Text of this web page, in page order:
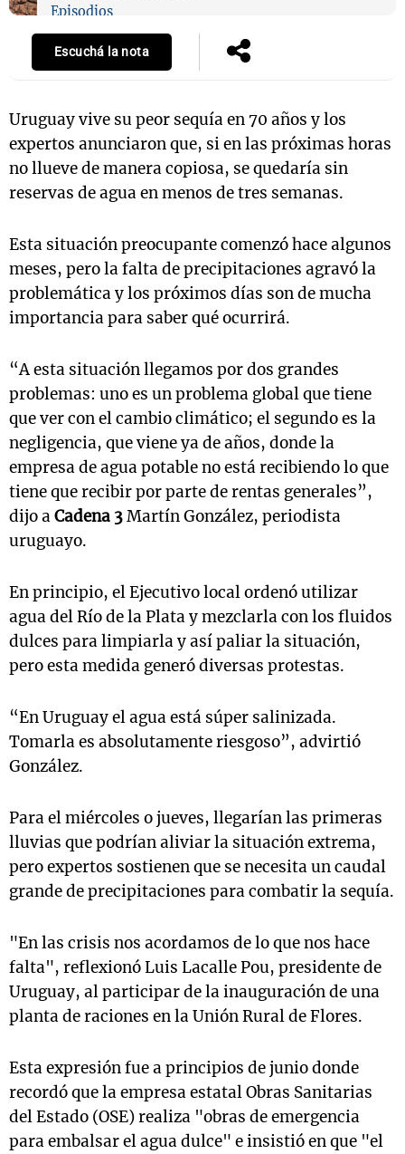
Episodios
Escuchá la nota
Uruguay vive su peor sequía en 70 años y los
expertos anunciaron que, si en las próximas horas
no llueve de manera copiosa, se quedaría sin
reservas de agua en menos de tres semanas.
Esta situación preocupante comenzó hace algunos
meses, pero la falta de precipitaciones agravó la
problemática y los próximos días son de mucha
importancia para saber qué ocurrirá.
“A esta situación llegamos por dos grandes
problemas: uno es un problema global que tiene
que ver con el cambio climático; el segundo es la
negligencia, que viene ya de años, donde la
empresa de agua potable no está recibiendo lo que
tiene que recibir por parte de rentas generales”,
dijo aCadena 3Martín González, periodista
uruguayo.
En principio, el Ejecutivo local ordenó utilizar
agua del Río de la Plata y mezclarla con los fluidos
dulces para limpiarla y así paliar la situación,
pero esta medida generó diversas protestas.
“En Uruguay el agua está súper salinizada.
Tomarla es absolutamente riesgoso”, advirtió
González.
Para el miércoles o jueves, llegarían las primeras
lluvias que podrían aliviar la situación extrema,
pero expertos sostienen que se necesita un caudal
grande de precipitaciones para combatir la sequía.
"En las crisis nos acordamos de lo que nos hace
falta", reflexionó Luis Lacalle Pou, presidente de
Uruguay, al participar de la inauguración de una
planta de raciones en la Unión Rural de Flores.
Esta expresión fue a principios de junio donde
recordó que la empresa estatal Obras Sanitarias
del Estado (OSE) realiza "obras de emergencia
para embalsar el agua dulce" e insistió en que "el
Notas
Mundial 2026